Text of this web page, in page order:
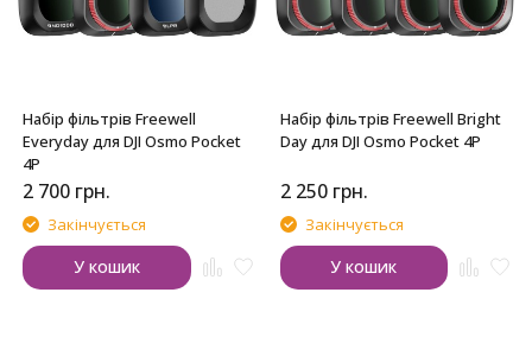
Набір фільтрів Freewell
Everyday для DJI Osmo Pocket
4P
2 700 грн.
Закінчується
У кошик
Набір фільтрів Freewell Bright
Day для DJI Osmo Pocket 4P
2 250 грн.
Закінчується
У кошик